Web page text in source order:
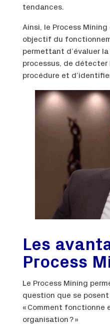
tendances.
Ainsi, le Process
objectif du
permettant d’évaluer
processus, de détecter
procédure et
Les
Process
Le Process Mining
question que se
« Comment fonctionne
organisation ? »